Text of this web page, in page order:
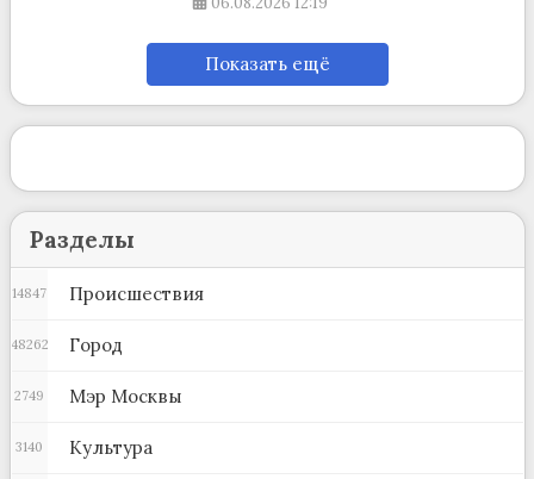
Показать ещё
Разделы
Происшествия
14847
Город
48262
Мэр Москвы
2749
Культура
3140